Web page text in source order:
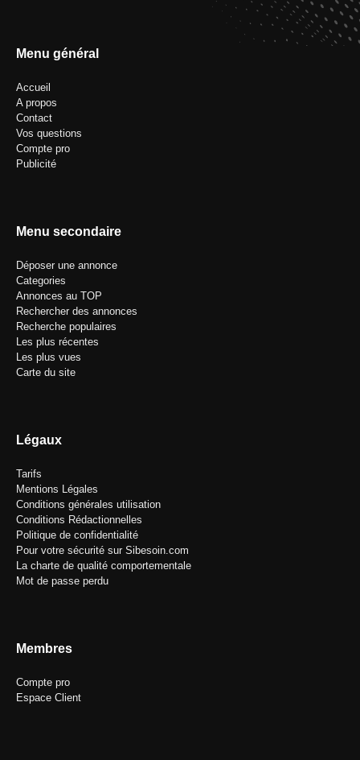
Menu général
Accueil
A propos
Contact
Vos questions
Compte pro
Publicité
Menu secondaire
Déposer une annonce
Categories
Annonces au TOP
Rechercher des annonces
Recherche populaires
Les plus récentes
Les plus vues
Carte du site
Légaux
Tarifs
Mentions Légales
Conditions générales utilisation
Conditions Rédactionnelles
Politique de confidentialité
Pour votre sécurité sur Sibesoin.com
La charte de qualité comportementale
Mot de passe perdu
Membres
Compte pro
Espace Client